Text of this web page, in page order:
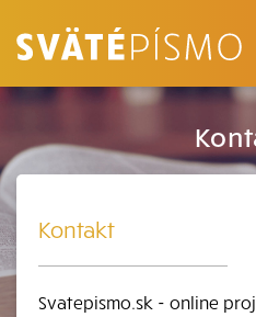
Kontakt
Svatepismo.sk - online